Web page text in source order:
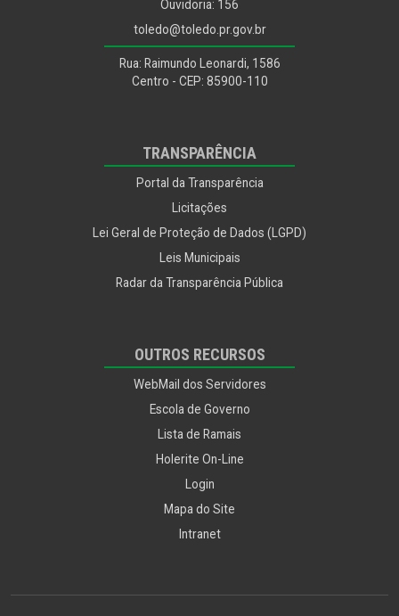
Ouvidoria: 156
toledo@toledo.pr.gov.br
Rua: Raimundo Leonardi, 1586
Centro - CEP: 85900-110
TRANSPARÊNCIA
Portal da Transparência
Licitações
Lei Geral de Proteção de Dados (LGPD)
Leis Municipais
Radar da Transparência Pública
OUTROS RECURSOS
WebMail dos Servidores
Escola de Governo
Lista de Ramais
Holerite On-Line
Login
Mapa do Site
Intranet